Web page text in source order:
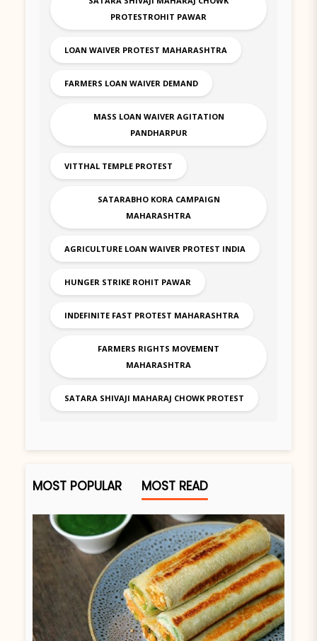
PROTESTROHIT PAWAR
LOAN WAIVER PROTEST MAHARASHTRA
FARMERS LOAN WAIVER DEMAND
MASS LOAN WAIVER AGITATION
PANDHARPUR
VITTHAL TEMPLE PROTEST
SATARABHO KORA CAMPAIGN
MAHARASHTRA
AGRICULTURE LOAN WAIVER PROTEST INDIA
HUNGER STRIKE ROHIT PAWAR
INDEFINITE FAST PROTEST MAHARASHTRA
FARMERS RIGHTS MOVEMENT
MAHARASHTRA
SATARA SHIVAJI MAHARAJ CHOWK PROTEST
MOST POPULAR MOST READ